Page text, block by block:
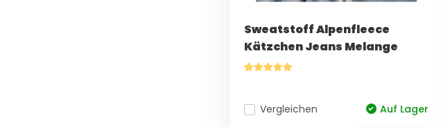
Sweatstoff Alpenfleece
Kätzchen Jeans Melange
Vergleichen Auf Lager